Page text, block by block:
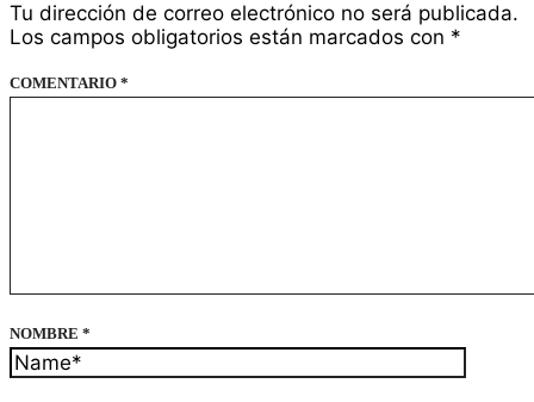
Tu dirección de correo electrónico no será publicada.
Los campos obligatorios están marcados con *
COMENTARIO *
NOMBRE *